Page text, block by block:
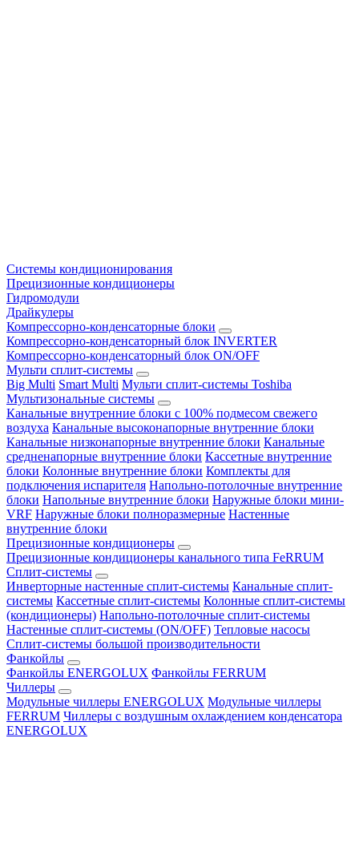
Системы кондиционирования
Прецизионные кондиционеры
Гидромодули
Драйкулеры
Компрессорно-конденсаторные блоки
Компрессорно-конденсаторный блок INVERTER
Компрессорно-конденсаторный блок ON/OFF
Мульти сплит-системы
Big Multi Smart Multi Мульти сплит-системы Toshiba
Мультизональные системы
Канальные внутренние блоки с 100% подмесом свежего
воздуха Канальные высоконапорные внутренние блоки
Канальные низконапорные внутренние блоки Канальные
средненапорные внутренние блоки Кассетные внутренние
блоки Колонные внутренние блоки Комплекты для
подключения испарителя Напольно-потолочные внутренние
блоки Напольные внутренние блоки Наружные блоки мини-
VRF Наружные блоки полноразмерные Настенные
внутренние блоки
Прецизионные кондиционеры
Прецизионные кондиционеры канального типа FeRRUM
Сплит-системы
Инверторные настенные сплит-системы Канальные сплит-
системы Кассетные сплит-системы Колонные сплит-системы
(кондиционеры) Напольно-потолочные сплит-системы
Настенные сплит-системы (ON/OFF) Тепловые насосы
Сплит-системы большой производительности
Фанкойлы
Фанкойлы ENERGOLUX Фанкойлы FERRUM
Чиллеры
Модульные чиллеры ENERGOLUX Модульные чиллеры
FERRUM Чиллеры с воздушным охлаждением конденсатора
ENERGOLUX